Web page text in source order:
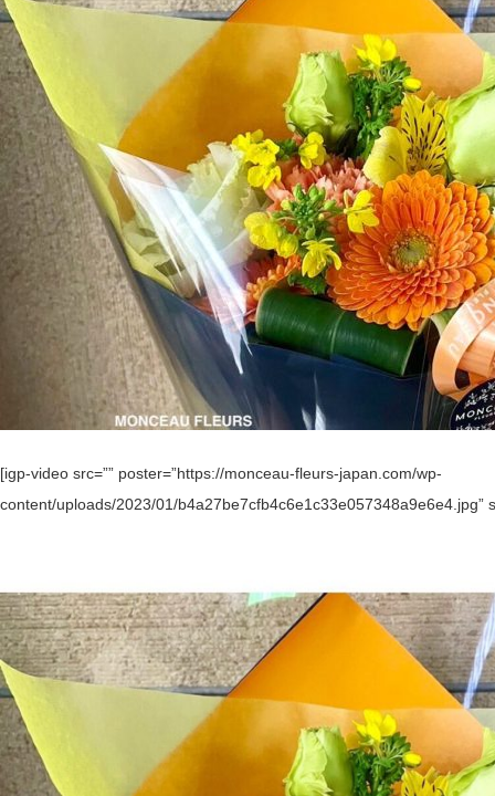
[igp-video src=”” poster=”https://monceau-fleurs-japan.com/wp-
content/uploads/2023/01/b4a27be7cfb4c6e1c33e057348a9e6e4.jpg”